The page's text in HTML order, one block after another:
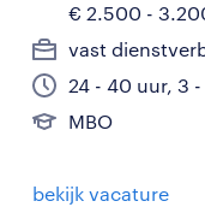
€ 2.500 -
vast
24 - 40 uur, 3
MBO
bekijk vacature